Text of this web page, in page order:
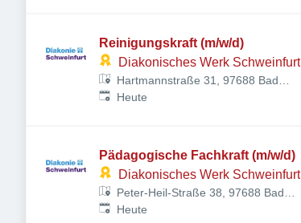
Reinigungskraft (m/w/d)
Diakonisches Werk Schweinfurt
Hartmannstraße 31, 97688 Bad
Kissingen-Winkels, Deutschland
Veröffentlicht
Heute
Pädagogische Fachkraft (m/w/d)
Diakonisches Werk Schweinfurt
Peter-Heil-Straße 38, 97688 Bad
Kissingen-Saline Kissingen,
Veröffentlicht
Heute